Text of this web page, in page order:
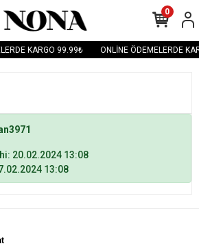
KARGO 99.99₺ ONLİNE ÖDEMELERDE
0
20.02.2024 13:08
13:08